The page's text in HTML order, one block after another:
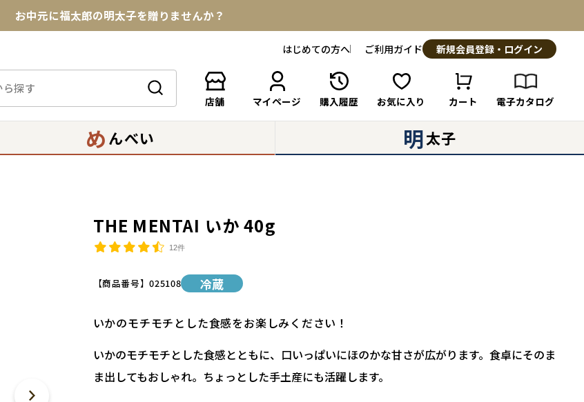
お中元に福太郎の明太子を贈りませんか？
【色々な味を試したい方へ】ポストイン！めんべい
送料全国一律770円！10,800円以上で送料無料
はじめての方へ ご利用ガイド 新規会員登録・ログイン
店舗 マイページ 購入履歴 お気に入り カート 電子カタログ
め んべい 明太子
THE MENTAI いか 40g
12件
【商品番号】025108 冷蔵
いかのモチモチとした食感をお楽しみください！
いかのモチモチとした食感とともに、口いっぱいにほのかな甘さが広がります。食卓にそのま
ま出してもおしゃれ。ちょっとした手土産にも活躍します。